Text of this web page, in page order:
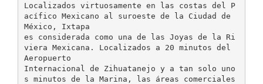
Localizados virtuosamente en las costas del P
acífico Mexicano al suroeste de la Ciudad de
México, Ixtapa
es considerada como una de las Joyas de la Ri
viera Mexicana. Localizados a 20 minutos del
Aeropuerto
Internacional de Zihuatanejo y a tan solo uno
s minutos de la Marina, las áreas comerciales